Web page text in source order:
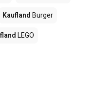
Kaufland Burger
LEGO